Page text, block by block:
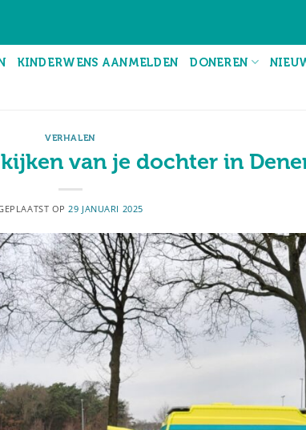
KINDERWENS AANMELDEN DONEREN
VERHALEN
van je dochter in
OP 29 JANUARI 2025